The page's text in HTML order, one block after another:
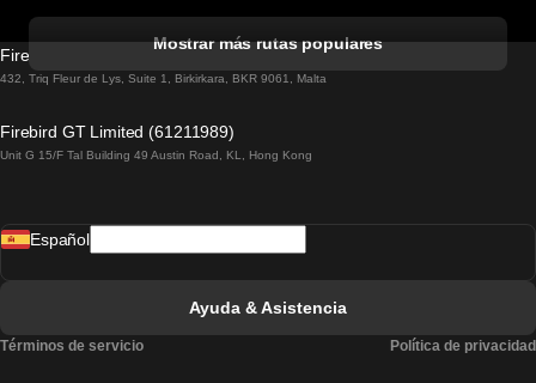
Tren De Lisboa A Lagos
Tren De Lisboa A Madrid
Mostrar más rutas populares
Firebird GT Limited (OC 1451)
432, Triq Fleur de Lys, Suite 1, Birkirkara, BKR 9061, Malta
Firebird GT Limited (61211989)
Unit G 15/F Tal Building 49 Austin Road, KL, Hong Kong
Español
Ayuda & Asistencia
Términos de servicio Política de privacidad